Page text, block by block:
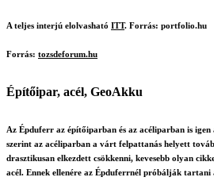
A teljes interjú elolvasható ITT. Forrás: portfolio.hu
Forrás: tozsdeforum.hu
Építőipar, acél, GeoAkku
Az Épduferr az építőiparban és az acéliparban is
szerint az acéliparban a várt felpattanás helyett
drasztikusan elkezdett csökkenni, kevesebb olyan
acél. Ennek ellenére az Épduferrnél próbálják tartani